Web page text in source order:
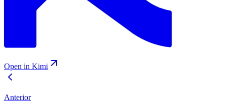
Open in Kimi
Anterior